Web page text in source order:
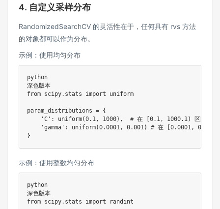
4. 自定义采样分布
RandomizedSearchCV 的灵活性在于，任何具有 rvs 方法
的对象都可以作为分布。
示例：使用均匀分布
python
from scipy. stats import uniform
param_distributions = {
'C' : uniform(0.1, 1000) ,
# 在 [0.1, 1000.1) 区间均匀
'gamma' : uniform(0.0001, 0.001)
# 在 [0.0001,
}
示例：使用整数均匀分布
python
from scipy. stats import randint